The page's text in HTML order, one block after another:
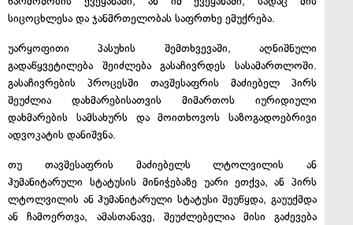
სიცოცხლესა და ჯანმრთელობას საფრთხე ემუქრება.
უარყოფითი პასუხის შემთხვევაში, აღნიშნული
გადაწყვეტილება შეიძლება გასაჩივრდეს სასამართლოში.
გასაჩივრების პროცესში თავშესაფრის მაძიებელ პირს
შეუძლია დახმარებისათვის მიმართოს იურიდიული
დახმარების სამსახურს და მოითხოვოს საზოგადოებრივი
ადვოკატის დანიშვნა.
თუ თავშესაფრის მაძიებელს ლტოლვილის ან
ჰუმანიტარული სტატუსის მინიჭებაზე უარი ეთქვა, ან პირს
ლტოლვილის ან ჰუმანიტარული სტატუსი შეუწყდა, გაუუქმდა
ან ჩამოერთვა, ამასთანავე, შეუძლებელია მისი გაძევება